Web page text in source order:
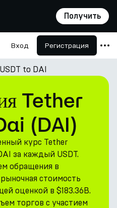
Получить
Вход Регистрация
USDT to DAI
Tether
(DAI)
курс Tether
за каждый USDT.
обращения в
рыночная стоимость
оценкой в $183.36B.
торгов с участием